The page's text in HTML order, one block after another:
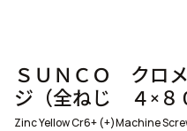
ＳＵＮＣＯ クロ
ジ（全ねじ ４×
Zinc Yellow Cr6+ (+)Machine